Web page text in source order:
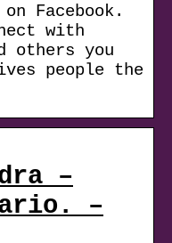
Facebook.
with
others you
people the
–
–